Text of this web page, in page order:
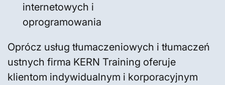
internetowych i
oprogramowania
Oprócz usług tłumaczeniowych i tłumaczeń
ustnych firma KERN Training oferuje
klientom indywidualnym i korporacyjnym